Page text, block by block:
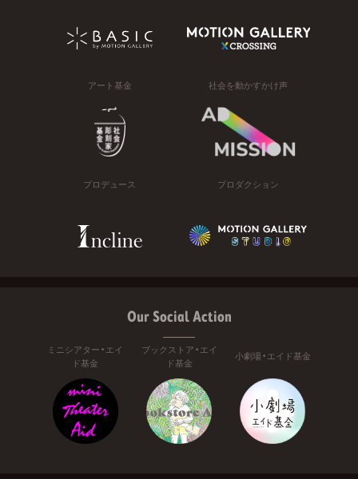
アート基金 社会を動かすかけ声
プロデュース プロダクション
Our Social Action
ミニシアター・エイ
ド基金
ブックストア・エイ
ド基金
小劇場・エイド基金